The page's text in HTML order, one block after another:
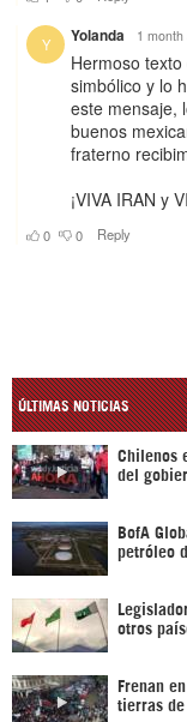
ÚLTIMAS NOTICIAS
Chilenos
del
BofA
petróleo
otros
Frenan
tierras